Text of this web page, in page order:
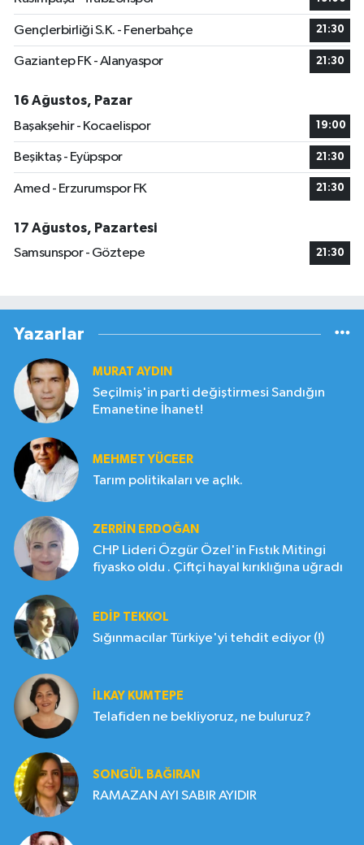
Gençlerbirliği S.K. - Fenerbahçe 21:30
Gaziantep FK - Alanyaspor 21:30
16 Ağustos, Pazar
Başakşehir - Kocaelispor
19:00
Beşiktaş - Eyüpspor 21:30
Amed - Erzurumspor FK 21:30
17 Ağustos, Pazartesi
Samsunspor - Göztepe
21:30
Yazarlar
MURAT AYDIN
Seçilmiş'in parti değiştirmesi Sandığın
Emanetine İhanet!
MEHMET YÜCEER
Tarım politikaları ve açlık.
ZERRIN ERDOĞAN
CHP Lideri Özgür Özel'in Fıstık Mitingi
fiyasko oldu . Çiftçi hayal kırıklığına uğradı
EDIP TEKKOL
Sığınmacılar Türkiye'yi tehdit ediyor (!)
İLKAY KUMTEPE
Telafiden ne bekliyoruz, ne buluruz?
SONGÜL BAĞIRAN
RAMAZAN AYI SABIR AYIDIR